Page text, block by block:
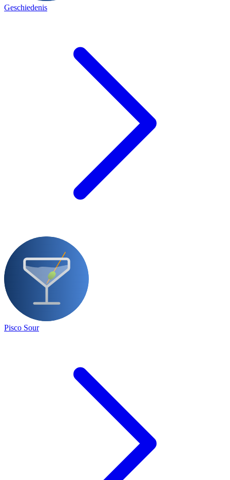
Geschiedenis
Pisco Sour